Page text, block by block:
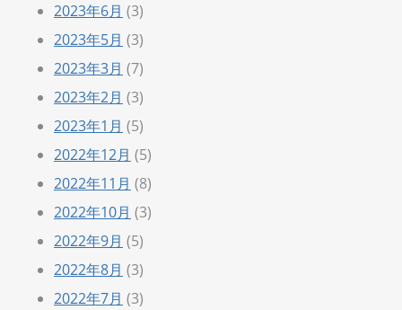
2023年6月 (3)
2023年5月 (3)
2023年3月 (7)
2023年2月 (3)
2023年1月 (5)
2022年12月 (5)
2022年11月 (8)
2022年10月 (3)
2022年9月 (5)
2022年8月 (3)
2022年7月 (3)